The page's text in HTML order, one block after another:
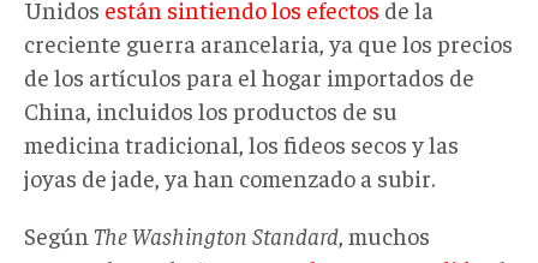
Unidos están sintiendo los efectos de la
creciente guerra arancelaria, ya que los precios
de los artículos para el hogar importados de
China, incluidos los productos de su
medicina tradicional, los fideos secos y las
joyas de jade, ya han comenzado a subir.
Según The Washington Standard , muchos